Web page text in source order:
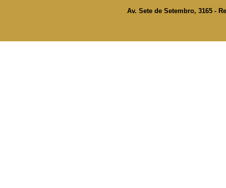
Av. Sete de Setembro, 3165 -